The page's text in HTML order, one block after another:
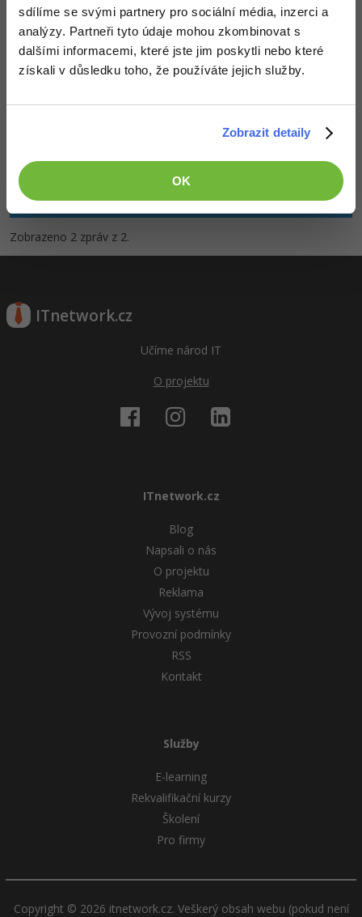
sdílíme se svými partnery pro sociální média, inzerci a
analýzy. Partneři tyto údaje mohou zkombinovat s
dalšími informacemi, které jste jim poskytli nebo které
získali v důsledku toho, že používáte jejich služby.
Zobrazit detaily
OK
Fórum
Kybernetická bezpečnost
Elektronický podpis
Kariéra
Pro firmy
Děláme co je v našich silách, aby byly zdejší diskuze co
nejkvalitnější. Proto do nich také mohou přispívat pouze
registrovaní členové. Pro zapojení do diskuze se
Pokud ještě nemáš účet,zaregistruj se, je to zdarma.
Zobrazeno 2 zpráv z 2.
ITnetwork.cz
Učíme národ IT
O projektu
ITnetwork.cz
Blog
Napsali o nás
O projektu
Reklama
Vývoj systému
Provozní podmínky
RSS
Kontakt
Služby
E-learning
Rekvalifikační kurzy
Školení
Pro firmy
Copyright © 2026 itnetwork.cz. Veškerý obsah webu (pokud není